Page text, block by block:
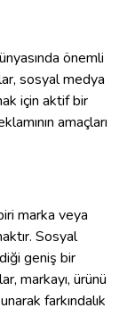
önemli
sosyal medya
için aktif bir
amaçları
marka veya
Sosyal
geniş bir
markayı, ürünü
farkındalık